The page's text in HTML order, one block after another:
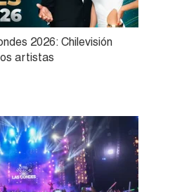
2026: Chilevisión
artistas